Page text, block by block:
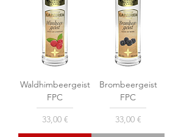
Waldhimbeergeist
FPC
Preis
33,00 €
Brombeergeist
FPC
Preis
33,00 €